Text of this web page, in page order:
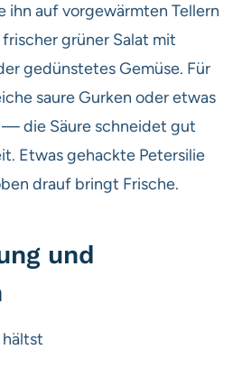
ihn auf vorgewärmten Tellern
frischer grüner Salat mit
gedünstetes Gemüse. Für
saure Gurken oder etwas
— die Säure schneidet gut
Etwas gehackte Petersilie
drauf bringt Frische.
und